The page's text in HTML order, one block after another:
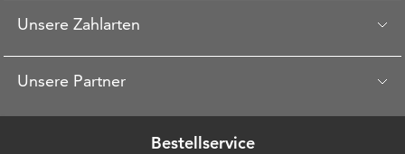
Unsere Zahlarten
Unsere Partner
Bestellservice